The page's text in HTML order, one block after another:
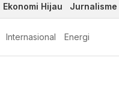
Ekonomi Hijau Jurnalisme
Internasional Energi